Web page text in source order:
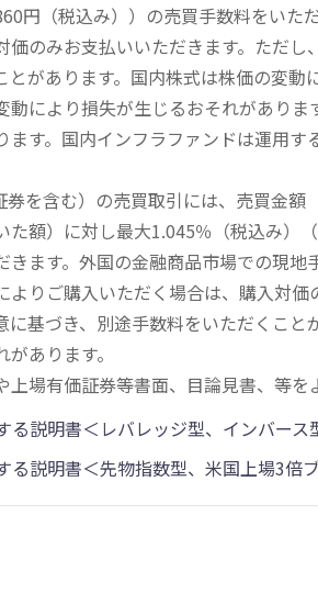
円（税込み））の売買手数料をいた
価のみお支払いいただきます。ただ
があります。国内株式は株価の変
により損失が生じるおそれがあり
ます。国内インフラファンドは運用
を含む）の売買取引には、売買金
た額）に対し最大1.045％（税込み）
ます。外国の金融商品市場での現
りご購入いただく場合は、購入対
基づき、別途手数料をいただくこ
あります。
場有価証券等書面、目論見書、等を
る説明書＜レバレッジ型、インバース
る説明書＜先物指数型、米国上場3倍